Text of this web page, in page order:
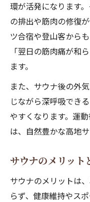
環が活発になります
の排出や筋肉の修復
ツ合宿や登山客から
「翌日の筋肉痛が和
ます。
また、サウナ後の外
じながら深呼吸でき
やすくなります。運
は、自然豊かな高地
サウナのメリット
サウナのメリットは
らず、健康維持やス